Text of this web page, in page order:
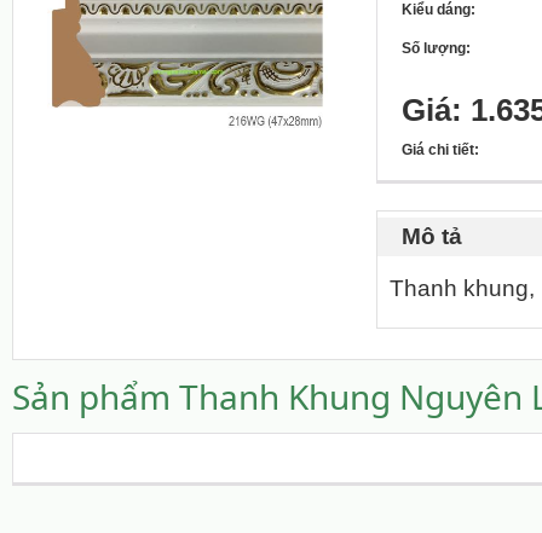
Kiểu dáng:
Số lượng:
Giá:
Giá chi tiết:
Mô tả
Thanh khung,
Sản phẩm Thanh Khung Nguyên